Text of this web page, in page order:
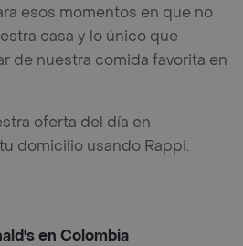
esos momentos en que no
casa y lo único que
de nuestra comida favorita en
oferta del día en
domicilio usando Rappi.
en Colombia